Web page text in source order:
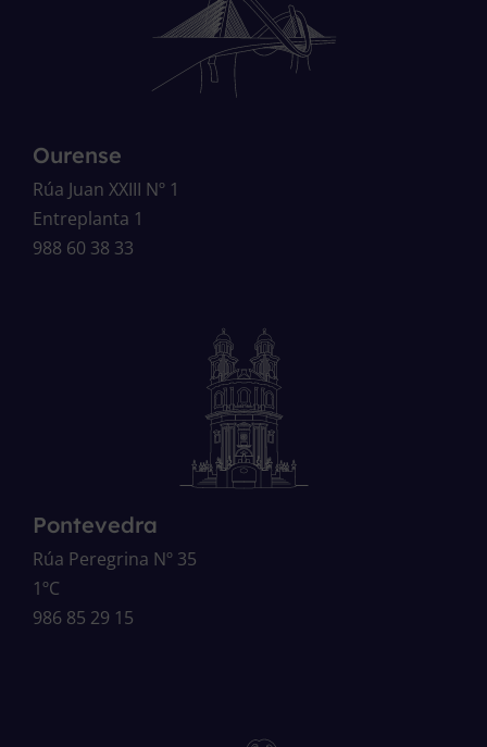
Ourense
Rúa Juan XXIII Nº 1
Entreplanta 1
988 60 38 33
Pontevedra
Rúa Peregrina Nº 35
1ºC
986 85 29 15